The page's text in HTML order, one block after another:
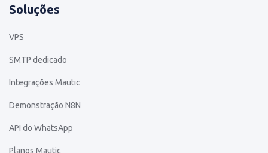
Soluções
VPS
SMTP dedicado
Integrações Mautic
Demonstração N8N
API do WhatsApp
Planos Mautic